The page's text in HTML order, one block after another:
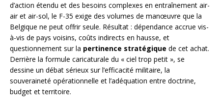
d’action étendu et des besoins complexes en entraînement air-
air et air-sol, le F-35 exige des volumes de manœuvre que la
Belgique ne peut offrir seule. Résultat : dépendance accrue vis-
à-vis de pays voisins, coûts indirects en hausse, et
questionnement sur la pertinence stratégique de cet achat.
Derrière la formule caricaturale du « ciel trop petit », se
dessine un débat sérieux sur l’efficacité militaire, la
souveraineté opérationnelle et l’adéquation entre doctrine,
budget et territoire.